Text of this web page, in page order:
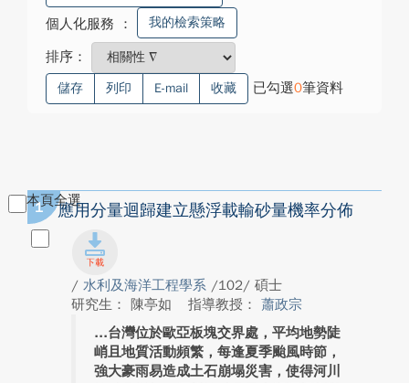
個人化服務 ： 我的檢索策略
排序：
儲存 列印 E-mail 收藏 已勾選0筆資料
本頁全選
1 應用分量迴歸建立懸浮載輸砂量機率分佈
/ 水利及海洋工程學系 /102/ 碩士
研究生： 陳亭如
指導教授： 蕭政宗
台灣位於歐亞板塊交界處，平均地勢陡
峭且地質活動頻繁，每逢夏季颱風時節，
強大豪雨易造成土石崩塌災害，使得河川